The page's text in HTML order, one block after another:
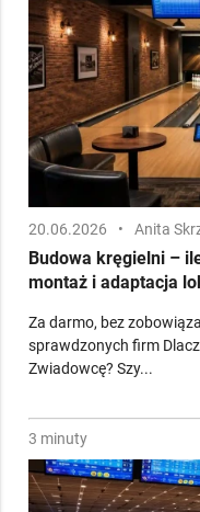
20.06.2026 • Anita
Budowa kręgielni –
montaż i adaptacja
Za darmo, bez
sprawdzonych firm
Zwiadowcę? Szy...
3 minuty